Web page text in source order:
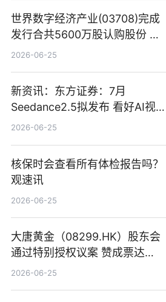
世界数字经济产业(03708)完成
发行合共5600万股认购股份 净
筹约1007万港元 独家焦点
2026-06-25
新资讯：东方证券：7月
Seedance2.5拟发布 看好AI视频
创作工作流进一步提效
2026-06-25
核保时会查看所有体检报告吗？
观速讯
2026-06-25
大唐黄金（08299.HK）股东会
通过特别授权议案 赞成票达
100%_新动态
2026-06-25